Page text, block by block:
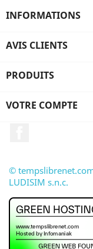
INFORMATIONS
AVIS CLIENTS
PRODUITS
VOTRE COMPTE
©
LUDISIM s.n.c.